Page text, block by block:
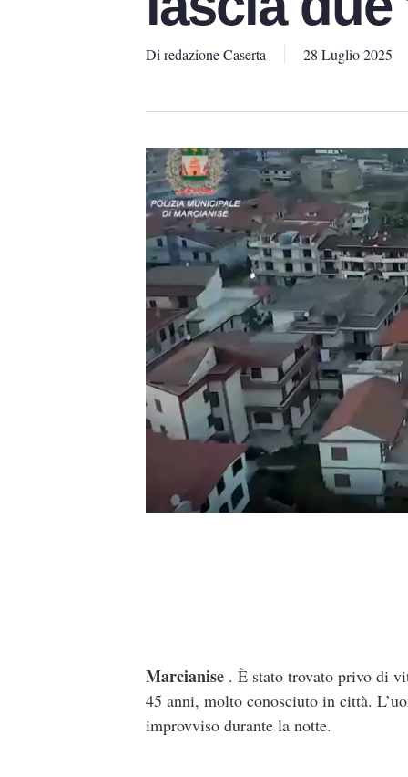
Di redazione Caserta 28 Luglio 2025
Marcianise . È stato trovato privo di
45 anni, molto conosciuto in città.
improvviso durante la notte.